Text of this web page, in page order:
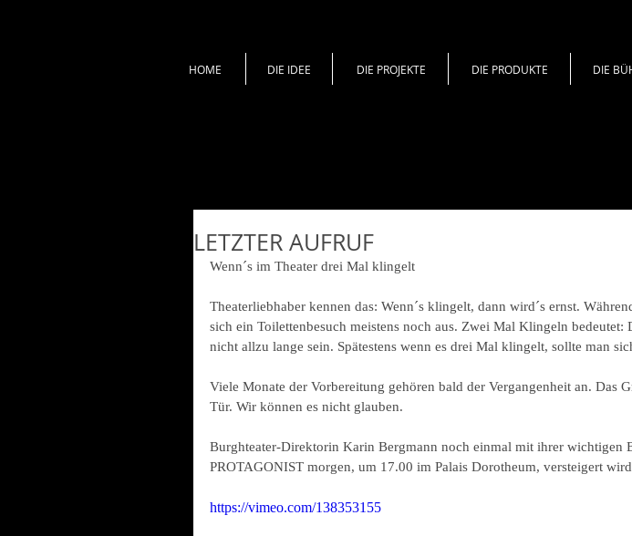
DIE IDEE DIE PROJEKTE DIE PRODUKTE DIE
HOME
LETZTER AUFRUF
Wenn´s im Theater drei Mal klingelt
Theaterliebhaber kennen das: Wenn´s klingelt, dann wird´s ernst.
sich ein Toilettenbesuch meistens noch aus. Zwei Mal Klingeln bedeutet:
nicht allzu lange sein. Spätestens wenn es drei Mal klingelt, sollte man
Viele Monate der Vorbereitung gehören bald der Vergangenheit an. Das
Tür. Wir können es nicht glauben.
Burghteater-Direktorin Karin Bergmann noch einmal mit ihrer wichtigen
PROTAGONIST morgen, um 17.00 im Palais Dorotheum, versteigert
https://vimeo.com/138353155